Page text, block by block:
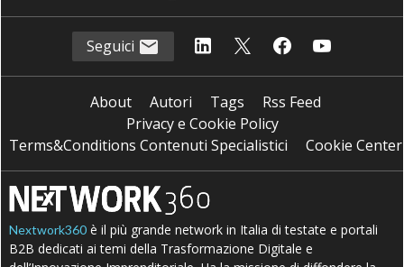
Seguici
About Autori Tags
Rss Feed
Privacy e Cookie Policy
Terms&Conditions Contenuti Specialistici
Cookie Center
Nextwork360 è il più grande network in Italia di testate e portali
B2B dedicati ai temi della Trasformazione Digitale e